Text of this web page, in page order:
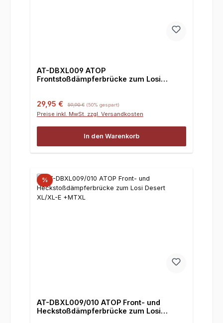
AT-DBXL009 ATOP
Frontstoßdämpferbrücke zum Losi
Verkaufspreis:
29,95 € 59,90 € (50% gespart)
Preise inkl. MwSt. zzgl. Versandkosten
In den Warenkorb
%
AT-DBXL009/010 ATOP Front- und
Heckstoßdämpferbrücke zum Losi